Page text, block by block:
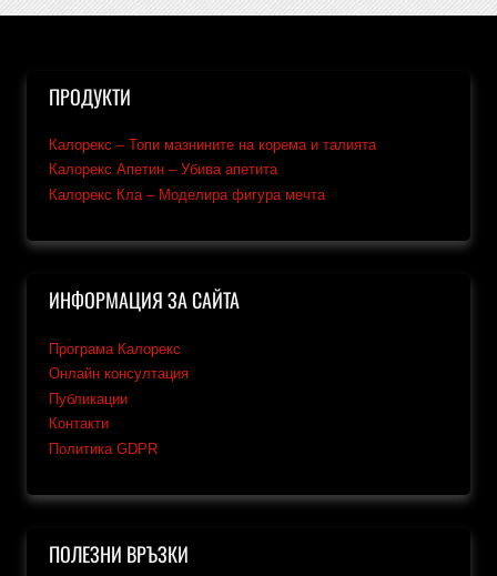
ПРОДУКТИ
Калорекс – Топи мазнините на корема и талията
Калорекс Апетин – Убива апетита
Калорекс Кла – Моделира фигура мечта
ИНФОРМАЦИЯ ЗА САЙТА
Програма Калорекс
Онлайн консултация
Публикации
Контакти
Политика GDPR
ПОЛЕЗНИ ВРЪЗКИ